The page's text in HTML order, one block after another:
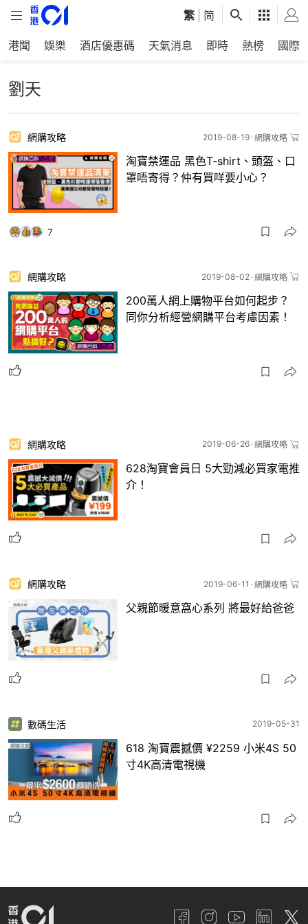
繁 简
港聞 娛樂 酒店優惠碼 天氣消息 即時 熱榜 國際
劉天
網購攻略 2019-08-19 網購攻略
淘寶禁運品 黑色T-shirt、頭盔、口
罩唔寄得？仲有買咩要小心？
7
網購攻略 2019-08-02 網購攻略
200萬人網上購物平台如何起步？
同你分析經營網購平台考慮因素！
網購攻略 2019-06-26 網購攻略
628淘寶會員日 5大勁減必買家電推
介！
網購攻略 2019-06-11 網購攻略
父親節暖意窩心系列 將最好給爸爸
數碼生活 2019-05-31
618 淘寶震撼價 ¥2259 小米4S 50
寸4K高清電視機